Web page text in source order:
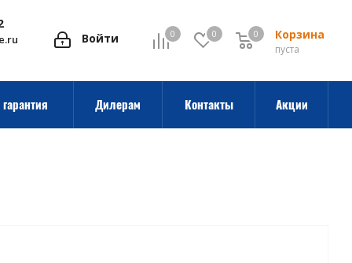
0 0 Корзина
0
пуста
0
Войти
Дилерам Контакты Акции